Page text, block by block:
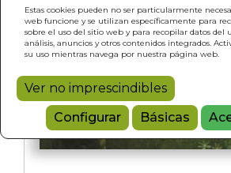
Estas cookies pueden no ser particularmente
web funcione y se utilizan específicamente para
sobre el uso del sitio web y para recopilar datos del
análisis, anuncios y otros contenidos integrados.
su uso mientras navega por nuestra página web.
Ver no imprescindibles
Configurar
Básicas